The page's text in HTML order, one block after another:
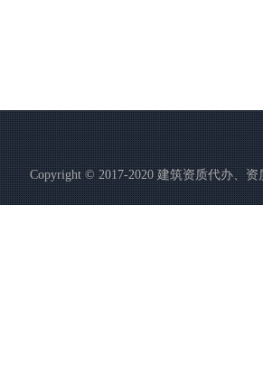
Copyright © 2017-2020 建筑资质代办、